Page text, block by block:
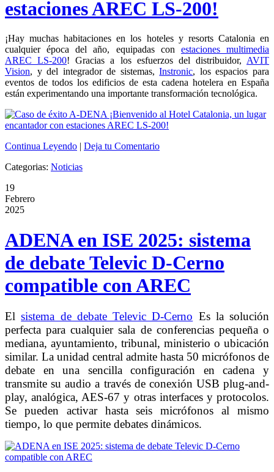
estaciones AREC LS-200!
¡Hay muchas habitaciones en los hoteles y resorts Catalonia en
cualquier época del año, equipadas con estaciones multimedia
AREC LS-200! Gracias a los esfuerzos del distribuidor, AVIT
Vision, y del integrador de sistemas,Instronic, los espacios para
eventos de todos los edificios de esta cadena hotelera en España
están experimentando una importante transformación tecnológica.
Continua Leyendo | Deja tu Comentario
Categorias: Noticias
19
Febrero
2025
ADENA en ISE 2025: sistema
de debate Televic D-Cerno
compatible con AREC
Elsistema de debate Televic D-Cerno Es la solución
perfecta para cualquier sala de conferencias pequeña o
mediana, ayuntamiento, tribunal, ministerio o ubicación
similar. La unidad central admite hasta 50 micrófonos de
debate en una sencilla configuración en cadena y
transmite su audio a través de conexión USB plug-and-
play, analógica, AES-67 y otras interfaces y protocolos.
Se pueden activar hasta seis micrófonos al mismo
tiempo, lo que permite debates dinámicos.